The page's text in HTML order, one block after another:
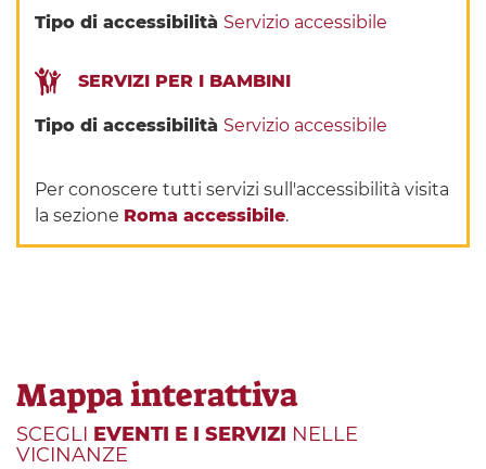
Tipo di accessibilità Servizio accessibile
SERVIZI PER I BAMBINI
Tipo di accessibilità Servizio accessibile
Per conoscere tutti servizi sull'accessibilità visita
la sezione Roma accessibile.
Mappa interattiva
SCEGLI EVENTI E I SERVIZI NELLE
VICINANZE